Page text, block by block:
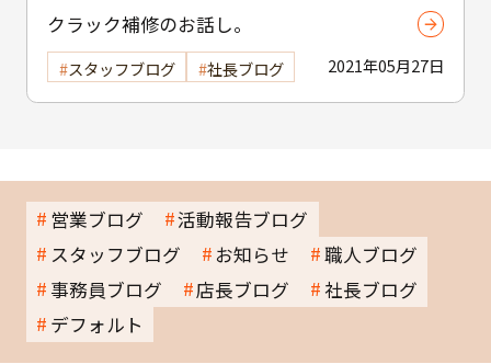
クラック補修のお話し。
2021年05月27日
スタッフブログ 社長ブログ
営業ブログ
活動報告ブログ
スタッフブログ
お知らせ
職人ブログ
事務員ブログ
店長ブログ
社長ブログ
デフォルト